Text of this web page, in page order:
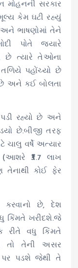
મોહનની સરકાર
કેમ ઘટી રહ્યું
અને ભાષણોમાં તેને
પોતે જ્યારે
છે ત્યારે તેઓના
પહોંચ્યો છે
અને કઈ બોલતા
રહ્યો છે અને
છે.બીજી તરફ
ચાલુ વર્ષે અત્યાર
₹3.7 લાખ
તેનાથી કોઈ ફેર
કરવાનો છે, દેશ
કિંમતે ખરીદશે.જે
રીતે વધુ કિંમતે
તો તેની અસર
પડશે જેથી તે